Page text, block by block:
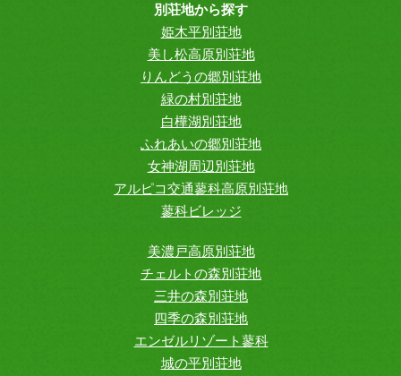
別荘地から探す
姫木平別荘地
美し松高原別荘地
りんどうの郷別荘地
緑の村別荘地
白樺湖別荘地
ふれあいの郷別荘地
女神湖周辺別荘地
アルピコ交通蓼科高原別荘地
蓼科ビレッジ
美濃戸高原別荘地
チェルトの森別荘地
三井の森別荘地
四季の森別荘地
エンゼルリゾート蓼科
城の平別荘地